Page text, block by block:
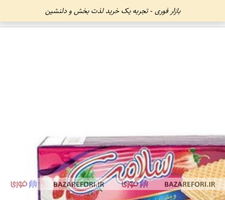
بازار فوری - تجربه یک خرید لذت بخش و دلنشین